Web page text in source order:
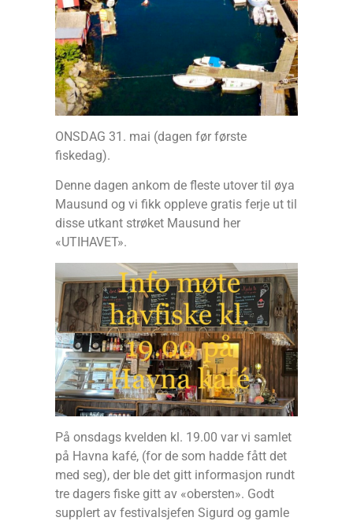
ONSDAG 31. mai (dagen før første
fiskedag).
Denne dagen ankom de fleste utover til øya
Mausund og vi fikk oppleve gratis ferje ut til
disse utkant strøket Mausund her
«UTIHAVET».
På onsdags kvelden kl. 19.00 var vi samlet
på Havna kafé, (for de som hadde fått det
med seg), der ble det gitt informasjon rundt
tre dagers fiske gitt av «obersten». Godt
supplert av festivalsjefen Sigurd og gamle